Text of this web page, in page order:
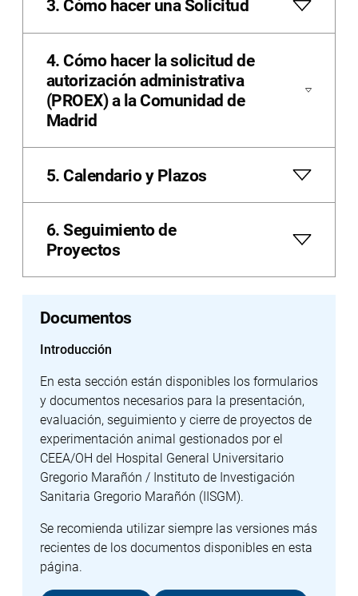
3. Cómo hacer una Solicitud
4. Cómo hacer la solicitud de
autorización administrativa
(PROEX) a la Comunidad de
Madrid
5. Calendario y Plazos
6. Seguimiento de
Proyectos
Documentos
Introducción
En esta sección están disponibles los formularios
y documentos necesarios para la presentación,
evaluación, seguimiento y cierre de proyectos de
experimentación animal gestionados por el
CEEA/OH del Hospital General Universitario
Gregorio Marañón / Instituto de Investigación
Sanitaria Gregorio Marañón (IISGM).
Se recomienda utilizar siempre las versiones más
recientes de los documentos disponibles en esta
página.